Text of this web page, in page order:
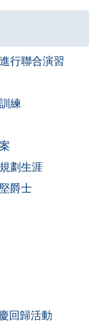
行聯合演習
練
劃生涯
爵士
回歸活動